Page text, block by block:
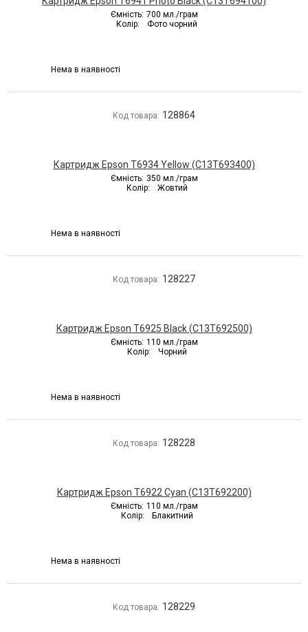
Ємність: 700 мл./грам
Колір:
Фото чорний
Нема в наявності
Код товара: 128864
Картридж Epson T6934 Yellow (C13T693400)
Ємність: 350 мл./грам
Колір:
Жовтий
Нема в наявності
Код товара: 128227
Картридж Epson T6925 Black (C13T692500)
Ємність: 110 мл./грам
Колір:
Чорний
Нема в наявності
Код товара: 128228
Картридж Epson T6922 Cyan (C13T692200)
Ємність: 110 мл./грам
Колір:
Блакитний
Нема в наявності
Код товара: 128229